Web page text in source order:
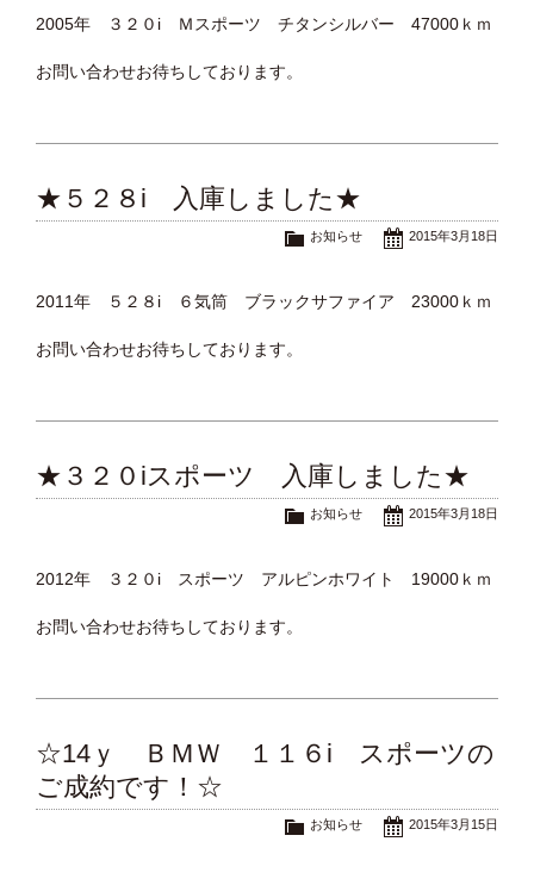
2005年 ３２０i Ｍスポーツ チタンシルバー 47000ｋｍ
お問い合わせお待ちしております。
★５２８i 入庫しました★
2015年3月18日
お知らせ
2011年 ５２８i ６気筒 ブラックサファイア 23000ｋｍ
お問い合わせお待ちしております。
★３２０iスポーツ 入庫しました★
2015年3月18日
お知らせ
2012年 ３２０i スポーツ アルピンホワイト 19000ｋｍ
お問い合わせお待ちしております。
☆14ｙ ＢＭＷ １１６i スポーツの
ご成約です！☆
2015年3月15日
お知らせ